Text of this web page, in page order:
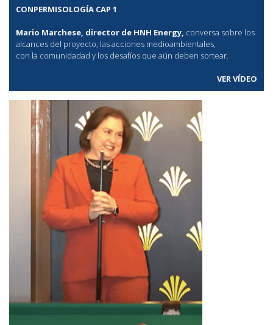
CONPERMISOLOGÍA CAP 1
Mario Marchese, director de HNH Energy, conversa sobre los
alcances del proyecto, las acciones medioambientales,
con la comunidadad y los desafíos que aún deben sortear.
VER VÍDEO